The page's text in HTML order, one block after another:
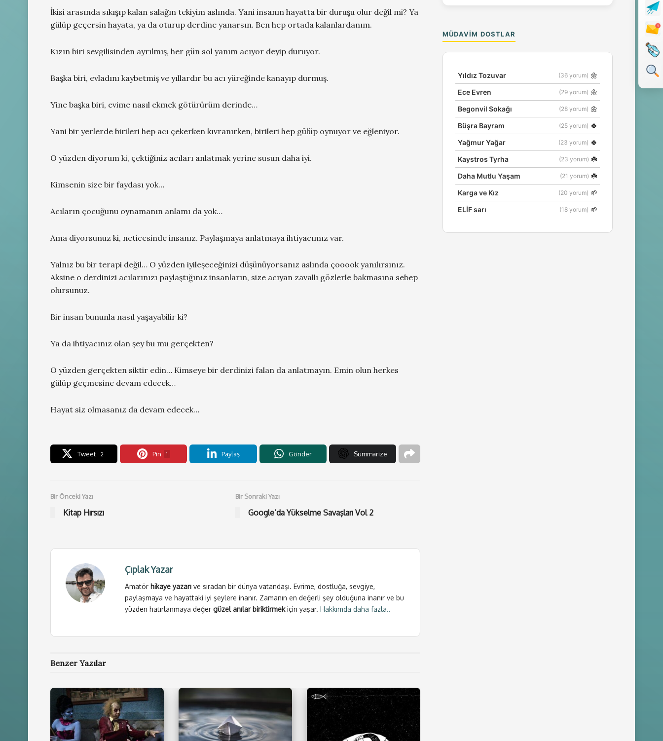
İkisi arasında sıkışıp kalan salağın tekiyim aslında. Yani insanın hayatta bir duruşu olur değil mi? Ya
gülüp geçersin hayata, ya da oturup derdine yanarsın. Ben hep ortada kalanlardanım.
Kızın biri sevgilisinden ayrılmış, her gün sol yanım acıyor deyip duruyor.
Başka biri, evladını kaybetmiş ve yıllardır bu acı yüreğinde kanayıp durmuş.
Yine başka biri, evime nasıl ekmek götürürüm derinde…
Yani bir yerlerde birileri hep acı çekerken kıvranırken, birileri hep gülüp oynuyor ve eğleniyor.
O yüzden diyorum ki, çektiğiniz acıları anlatmak yerine susun daha iyi.
Kimsenin size bir faydası yok…
Acıların çocuğunu oynamanın anlamı da yok…
Ama diyorsunuz ki, neticesinde insanız. Paylaşmaya anlatmaya ihtiyacımız var.
Yalnız bu bir terapi değil… O yüzden iyileşeceğinizi düşünüyorsanız aslında çooook yanılırsınız.
Aksine o derdinizi acılarınızı paylaştığınız insanların, size acıyan zavallı gözlerle bakmasına sebep
olursunuz.
Bir insan bununla nasıl yaşayabilir ki?
Ya da ihtiyacınız olan şey bu mu gerçekten?
O yüzden gerçekten siktir edin… Kimseye bir derdinizi falan da anlatmayın. Emin olun herkes
gülüp geçmesine devam edecek…
Hayat siz olmasanız da devam edecek…
Tweet 2 Pin 1 Paylaş Gönder Summarize
Bir Önceki Yazı
Kitap Hırsızı
Bir Sonraki Yazı
Google’da Yükselme Savaşları Vol 2
Çıplak Yazar
Amatör hikaye yazarı ve sıradan bir dünya vatandaşı. Evrime, dostluğa, sevgiye,
paylaşmaya ve hayattaki iyi şeylere inanır. Zamanın en değerli şey olduğuna inanır ve bu
yüzden hatırlanmaya değer güzel anılar biriktirmekiçin yaşar. Hakkımda daha fazla..
Benzer Yazılar
MÜDAVIM DOSTLAR
Yıldız Tozuvar (36 yorum) 🌼
Ece Evren (29 yorum) 🌼
Begonvil Sokağı (28 yorum) 🌼
Büşra Bayram (25 yorum) 🍀
Yağmur Yağar (23 yorum) 🍀
Kaystros Tyrha (23 yorum) ☘️
Daha Mutlu Yaşam (21 yorum) ☘️
Karga ve Kız (20 yorum) 🌱
ELİF sarı (18 yorum) 🌱